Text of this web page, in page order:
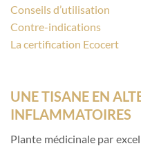
Conseils d’utilisation
Contre-indications
La certification Ecocert
UNE TISANE EN
INFLAMMATOIRES
Plante médicinale par